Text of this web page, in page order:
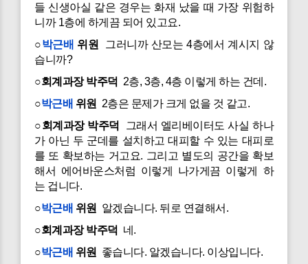
들 신생아실 같은 경우는 화재 났을 때 가장 위험하
니까 1층에 하게끔 되어 있고요.
○박근배 위원
그러니까 산모는 4층에서 계시지 않
습니까?
○회계과장 박주덕 2층, 3층, 4층 이렇게 하는 건데.
○박근배 위원
2층은 문제가 크게 없을 것 같고.
○회계과장 박주덕 그래서 엘리베이터도 사실 하나
가 아닌 두 군데를 설치하고 대피할 수 있는 대피로
를 또 확보하는 거고요. 그리고 별도의 공간을 확보
해서 에어바운스처럼 이렇게 나가게끔 이렇게 하
는 겁니다.
○박근배 위원
알겠습니다. 뒤로 연결해서.
○회계과장 박주덕 네.
○박근배 위원
좋습니다. 알겠습니다. 이상입니다.